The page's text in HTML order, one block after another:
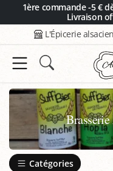
1ère commande -5 €
Livraison
L'Épicerie
Catégories
Panneau de gestion des